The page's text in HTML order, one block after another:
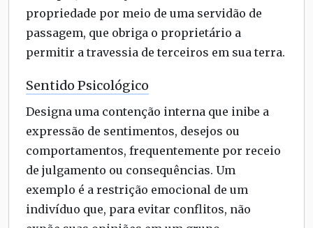
propriedade por meio de uma servidão de
passagem, que obriga o proprietário a
permitir a travessia de terceiros em sua terra.
Sentido Psicológico
Designa uma contenção interna que inibe a
expressão de sentimentos, desejos ou
comportamentos, frequentemente por receio
de julgamento ou consequências. Um
exemplo é a restrição emocional de um
indivíduo que, para evitar conflitos, não